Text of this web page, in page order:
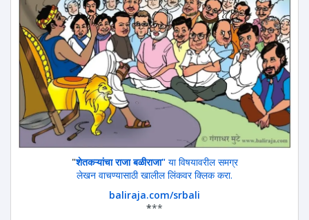
"शेतकऱ्यांचा राजा बळीराजा"या विषयावरील समग्र
लेखन वाचण्यासाठी खालील लिंकवर क्लिक करा.
baliraja.com/srbali
***